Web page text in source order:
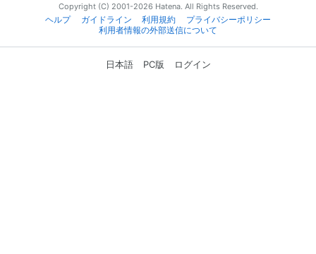
Copyright (C) 2001-2026 Hatena. All Rights Reserved.
ヘルプ
ガイドライン 利用規約
プライバシーポリシー
利用者情報の外部送信について
日本語 PC版 ログイン